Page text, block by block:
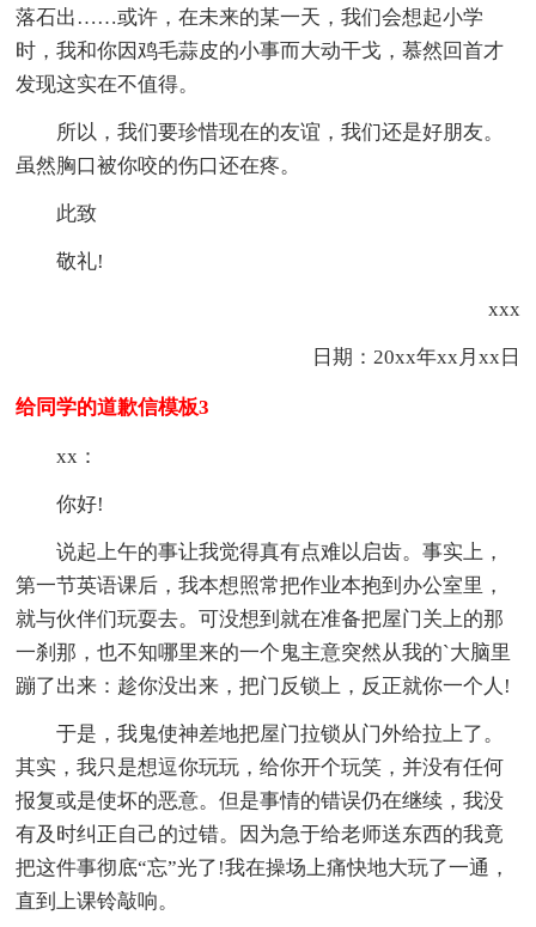
落石出……或许，在未来的某一天，我们会想起小学
时，我和你因鸡毛蒜皮的小事而大动干戈，慕然回首才
发现这实在不值得。
所以，我们要珍惜现在的友谊，我们还是好朋友。
虽然胸口被你咬的伤口还在疼。
此致
敬礼!
xxx
日期：20xx年xx月xx日
给同学的道歉信模板3
xx：
你好!
说起上午的事让我觉得真有点难以启齿。事实上，
第一节英语课后，我本想照常把作业本抱到办公室里，
就与伙伴们玩耍去。可没想到就在准备把屋门关上的那
一刹那，也不知哪里来的一个鬼主意突然从我的`大脑里
蹦了出来：趁你没出来，把门反锁上，反正就你一个人!
于是，我鬼使神差地把屋门拉锁从门外给拉上了。
其实，我只是想逗你玩玩，给你开个玩笑，并没有任何
报复或是使坏的恶意。但是事情的错误仍在继续，我没
有及时纠正自己的过错。因为急于给老师送东西的我竟
把这件事彻底“忘”光了!我在操场上痛快地大玩了一通，
直到上课铃敲响。